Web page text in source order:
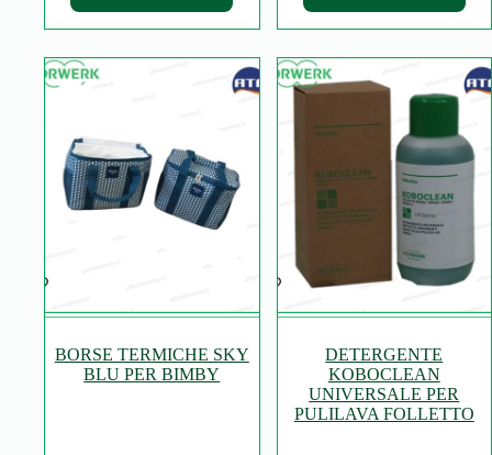
BORSE TERMICHE SKY
BLU PER BIMBY
DETERGENTE
KOBOCLEAN
UNIVERSALE PER
PULILAVA FOLLETTO